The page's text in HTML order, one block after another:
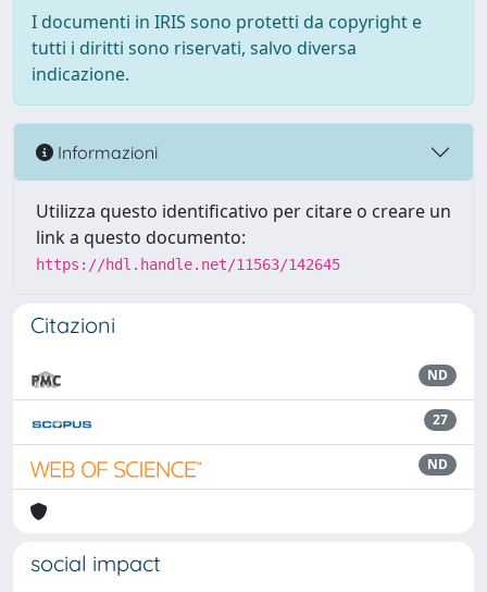
I documenti in IRIS sono protetti da copyright e
tutti i diritti sono riservati, salvo diversa
indicazione.
Informazioni
Utilizza questo identificativo per citare o creare un
link a questo documento:
https://hdl.handle.net/11563/142645
Citazioni
ND
27
ND
social impact